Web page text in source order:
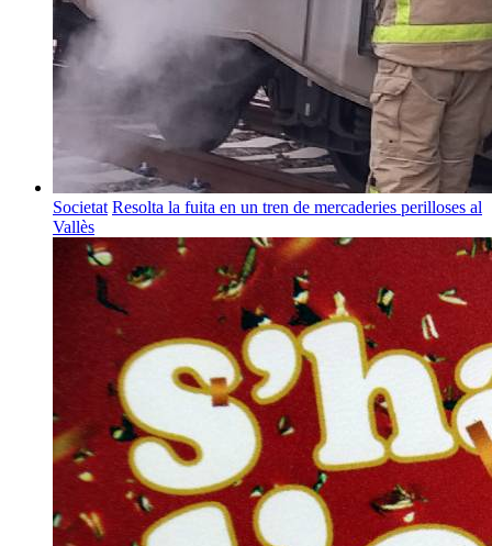
Societat Resolta la fuita en un tren de mercaderies perilloses al
Vallès